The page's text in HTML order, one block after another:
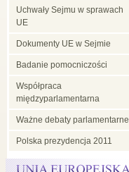
Uchwały Sejmu w sprawach
UE
Dokumenty UE w Sejmie
Badanie pomocniczości
Współpraca
międzyparlamentarna
Ważne debaty parlamentarne
Polska prezydencja 2011